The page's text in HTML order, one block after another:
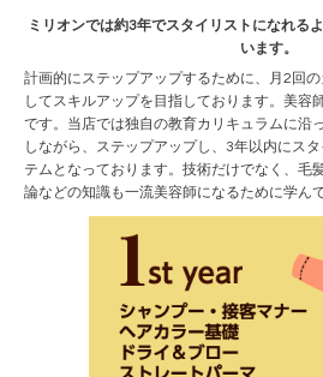
ミリオンでは約3年でスタイリストになれる
います。
計画的にステップアップするために、月2回
してスキルアップを目指しております。美容
です。当店では独自の教育カリキュラムに沿
しながら、ステップアップし、3年以内にス
テムとなっております。技術だけでなく、毛
論などの知識も一流美容師になるために学ん